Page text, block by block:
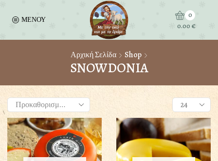
ΜΕΝΟΥ
0
0.00€
Αρχική Σελίδα Shop
SNOWDONIA
Products
per
page